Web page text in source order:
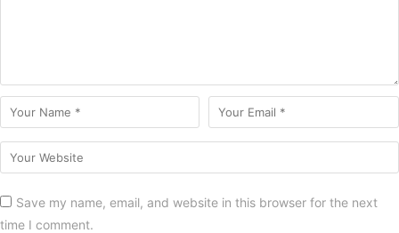
Save my name, email, and website in this browser for the next
time I comment.